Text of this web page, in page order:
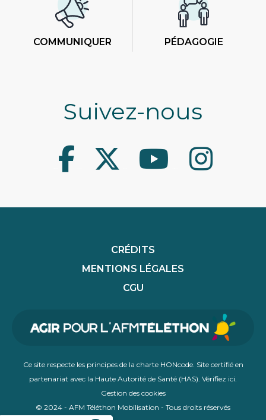
COMMUNIQUER PÉDAGOGIE
Suivez-nous
CRÉDITS
MENTIONS LÉGALES
CGU
Ce site respecte les principes de la charte HONcode. Site certifié en
partenariat avec la Haute Autorité de Santé (HAS). Vérifiez ici
Gestion des cookies
© 2024 - AFM Téléthon Mobilisation - Tous droits réservés